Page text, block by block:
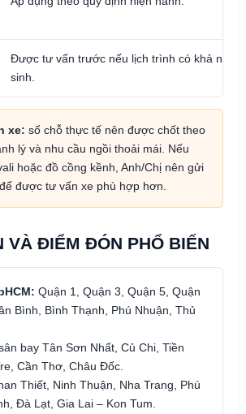
Được tư vấn trước nếu lịch trình có khả năng
sinh.
xe: số chỗ thực tế nên được chốt theo
lý và nhu cầu ngồi thoải mái. Nếu
hoặc đồ cồng kềnh, Anh/Chị nên gửi
được tư vấn xe phù hợp hơn.
VÀ ĐIỂM ĐÓN PHỔ BIẾN
Quận 1, Quận 3, Quận 5, Quận
Bình, Bình Thạnh, Phú Nhuận, Thủ
bay Tân Sơn Nhất, Củ Chi, Tiền
Cần Thơ, Châu Đốc.
Thiết, Ninh Thuận, Nha Trang, Phú
Đà Lạt, Gia Lai – Kon Tum.